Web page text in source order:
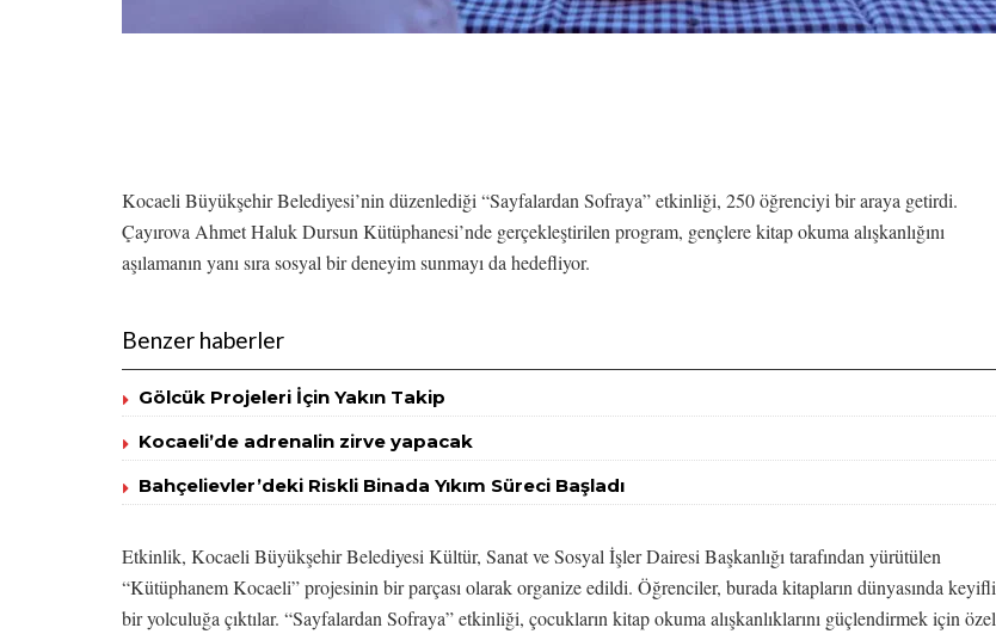
Kocaeli Büyükşehir Belediyesi’nin düzenlediği “Sayfalardan Sofraya” etkinliği, 250 öğrenciyi bir araya getirdi.
Çayırova Ahmet Haluk Dursun Kütüphanesi’nde gerçekleştirilen program, gençlere kitap okuma alışkanlığını
aşılamanın yanı sıra sosyal bir deneyim sunmayı da hedefliyor.
Benzer haberler
Gölcük Projeleri İçin Yakın Takip
Kocaeli’de adrenalin zirve yapacak
Bahçelievler’deki Riskli Binada Yıkım Süreci Başladı
Etkinlik, Kocaeli Büyükşehir Belediyesi Kültür, Sanat ve Sosyal İşler Dairesi Başkanlığı tarafından yürütülen
“Kütüphanem Kocaeli” projesinin bir parçası olarak organize edildi. Öğrenciler, burada kitapların dünyasında keyifli
bir yolculuğa çıktılar. “Sayfalardan Sofraya” etkinliği, çocukların kitap okuma alışkanlıklarını güçlendirmek için özel